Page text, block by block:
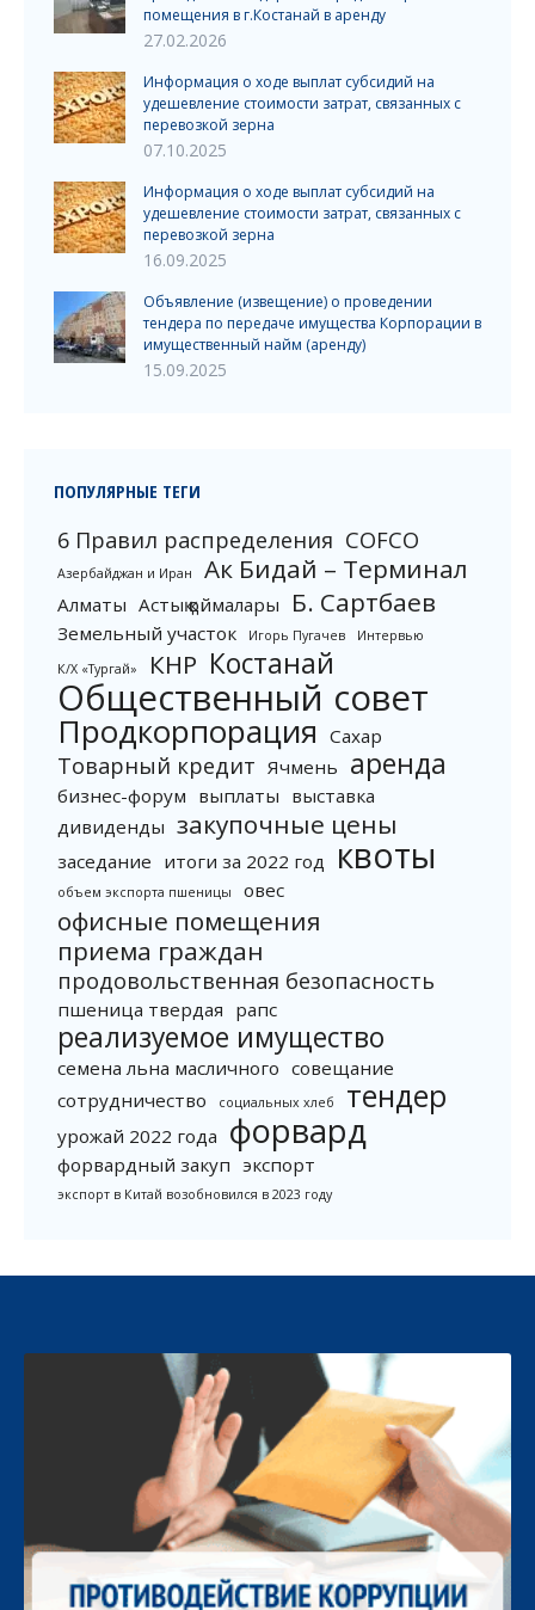
помещения в г.Костанай в аренду
27.02.2026
Информация о ходе выплат субсидий на
удешевление стоимости затрат, связанных с
перевозкой зерна
07.10.2025
Информация о ходе выплат субсидий на
удешевление стоимости затрат, связанных с
перевозкой зерна
16.09.2025
Объявление (извещение) о проведении
тендера по передаче имущества Корпорации в
имущественный найм (аренду)
15.09.2025
ПОПУЛЯРНЫЕ ТЕГИ
6 Правил распределения COFCO
Азербайджан и Иран Ак Бидай – Терминал
Алматы Астық қоймалары Б. Сартбаев
Земельный участок Игорь Пугачев
Интервью
К/Х «Тургай»
КНР Костанай
Общественный совет
Продкорпорация Сахар
Товарный кредит Ячмень аренда
бизнес-форум выплаты выставка
дивиденды закупочные цены
заседание итоги за 2022 год квоты
объем экспорта пшеницы овес
офисные помещения
приема граждан
продовольственная безопасность
пшеница твердая рапс
реализуемое имущество
семена льна масличного совещание
сотрудничество
социальных хлеб тендер
урожай 2022 года форвард
форвардный закуп экспорт
экспорт в Китай возобновился в 2023 году